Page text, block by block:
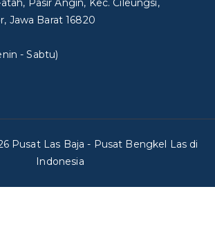
Pasir Angin, Kec. Cileungsi,
Jawa Barat 16820
- Sabtu)
Pusat Las Baja - Pusat Bengkel Las di
Indonesia